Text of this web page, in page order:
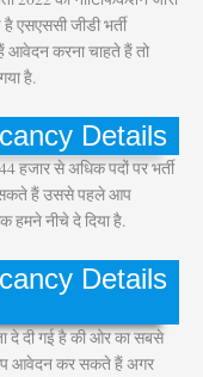
है एसएससी जीडी भर्ती
करना चाहते हैं तो
है.
Details
हजार से अधिक पदों पर भर्ती
सकते हैं उससे पहले आप
हमने नीचे दे दिया है.
Details
दे दी गई है की ओर का सबसे
आवेदन कर सकते हैं अगर